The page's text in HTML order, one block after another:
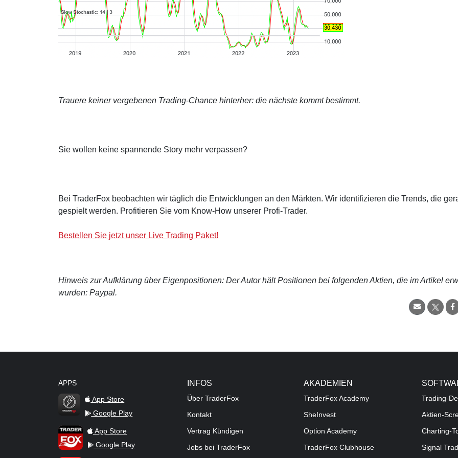
Trauere keiner vergebenen Trading-Chance hinterher: die nächste kommt bestimmt.
Sie wollen keine spannende Story mehr verpassen?
Bei TraderFox beobachten wir täglich die Entwicklungen an den Märkten. Wir identifizieren die Trends, die
gespielt werden. Profitieren Sie vom Know-How unserer Profi-Trader.
Bestellen Sie jetzt unser Live Trading Paket!
Hinweis zur Aufklärung über Eigenpositionen: Der Autor hält Positionen bei folgenden Aktien, die im Artikel
wurden: Paypal.
APPS
TraderFox Flash
App Store
Google Play
TraderFox AppApp Store
Google Play
INFOS
Über TraderFox
Kontakt
Vertrag Kündigen
Jobs bei TraderFox
AKADEMIEN
TraderFox Academy
SheInvest
Option Academy
TraderFox Clubhouse
Trading-
Aktien-
Charting-
Signal